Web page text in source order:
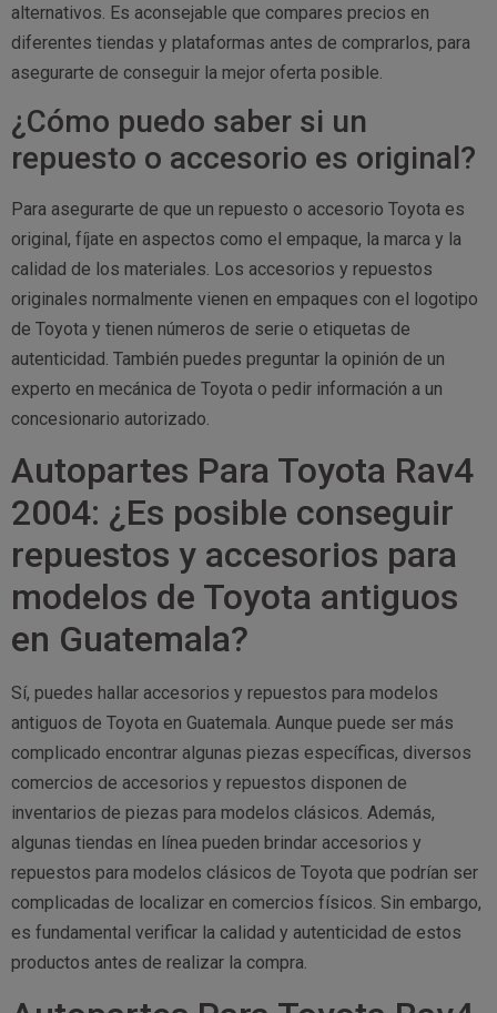
alternativos. Es aconsejable que compares precios en
diferentes tiendas y plataformas antes de comprarlos, para
asegurarte de conseguir la mejor oferta posible.
¿Cómo puedo saber si un
repuesto o accesorio es original?
Para asegurarte de que un repuesto o accesorio Toyota es
original, fíjate en aspectos como el empaque, la marca y la
calidad de los materiales. Los accesorios y repuestos
originales normalmente vienen en empaques con el logotipo
de Toyota y tienen números de serie o etiquetas de
autenticidad. También puedes preguntar la opinión de un
experto en mecánica de Toyota o pedir información a un
concesionario autorizado.
Autopartes Para Toyota Rav4
2004: ¿Es posible conseguir
repuestos y accesorios para
modelos de Toyota antiguos
en Guatemala?
Sí, puedes hallar accesorios y repuestos para modelos
antiguos de Toyota en Guatemala. Aunque puede ser más
complicado encontrar algunas piezas específicas, diversos
comercios de accesorios y repuestos disponen de
inventarios de piezas para modelos clásicos. Además,
algunas tiendas en línea pueden brindar accesorios y
repuestos para modelos clásicos de Toyota que podrían ser
complicadas de localizar en comercios físicos. Sin embargo,
es fundamental verificar la calidad y autenticidad de estos
productos antes de realizar la compra.